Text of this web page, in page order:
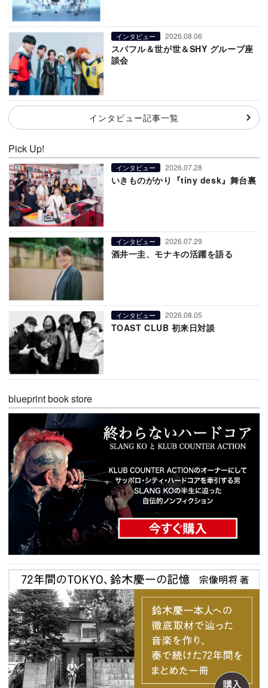
インタビュー 2026.08.06
スパフル＆世が世＆SHY グループ座
談会
インタビュー記事一覧
Pick Up!
インタビュー 2026.07.28
いきものがかり『tiny desk』舞台裏
インタビュー 2026.07.29
酒井一圭、モナキの活躍を語る
インタビュー 2026.08.05
TOAST CLUB 初来日対談
blueprint book store